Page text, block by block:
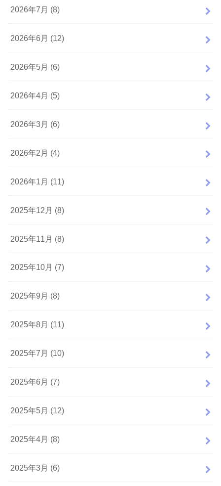
2026年7月 (8)
2026年6月 (12)
2026年5月 (6)
2026年4月 (5)
2026年3月 (6)
2026年2月 (4)
2026年1月 (11)
2025年12月 (8)
2025年11月 (8)
2025年10月 (7)
2025年9月 (8)
2025年8月 (11)
2025年7月 (10)
2025年6月 (7)
2025年5月 (12)
2025年4月 (8)
2025年3月 (6)